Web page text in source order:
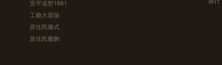
安平追想1661
工藝大冒險
原住民儀式
原住民服飾